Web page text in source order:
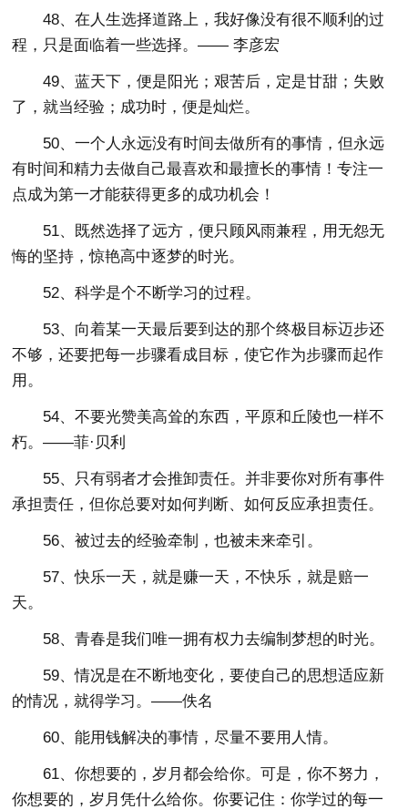
48、在人生选择道路上，我好像没有很不顺利的过
程，只是面临着一些选择。—— 李彦宏
49、蓝天下，便是阳光；艰苦后，定是甘甜；失败
了，就当经验；成功时，便是灿烂。
50、一个人永远没有时间去做所有的事情，但永远
有时间和精力去做自己最喜欢和最擅长的事情！专注一
点成为第一才能获得更多的成功机会！
51、既然选择了远方，便只顾风雨兼程，用无怨无
悔的坚持，惊艳高中逐梦的时光。
52、科学是个不断学习的过程。
53、向着某一天最后要到达的那个终极目标迈步还
不够，还要把每一步骤看成目标，使它作为步骤而起作
用。
54、不要光赞美高耸的东西，平原和丘陵也一样不
朽。——菲·贝利
55、只有弱者才会推卸责任。并非要你对所有事件
承担责任，但你总要对如何判断、如何反应承担责任。
56、被过去的经验牵制，也被未来牵引。
57、快乐一天，就是赚一天，不快乐，就是赔一
天。
58、青春是我们唯一拥有权力去编制梦想的时光。
59、情况是在不断地变化，要使自己的思想适应新
的情况，就得学习。——佚名
60、能用钱解决的事情，尽量不要用人情。
61、你想要的，岁月都会给你。可是，你不努力，
你想要的，岁月凭什么给你。你要记住：你学过的每一